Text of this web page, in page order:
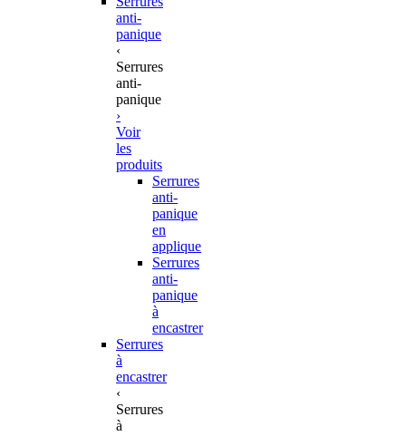
anti-
panique
‹
Serrures
anti-
panique
›
Voir
les
produits
Serrures
anti-
panique
en
applique
Serrures
anti-
panique
à
encastrer
Serrures
à
encastrer
‹
Serrures
à